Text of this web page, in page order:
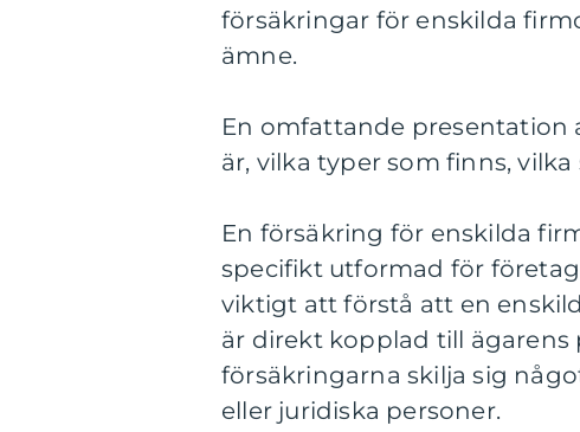
försäkringar för enskilda
ämne.
En omfattande presentation
är, vilka typer som finns,
En försäkring för enskilda
specifikt utformad för
viktigt att förstå att en
är direkt kopplad till ägarens
försäkringarna skilja sig
eller juridiska personer.